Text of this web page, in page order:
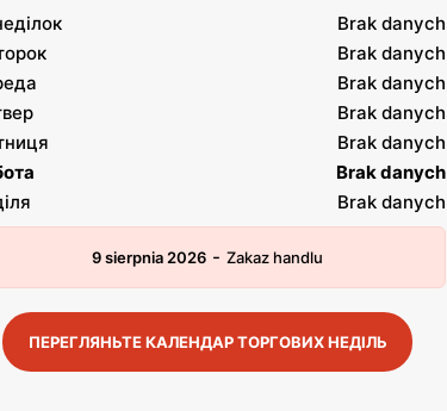
Brak danych
Brak danych
Brak danych
Brak danych
Brak danych
Brak danych
Brak danych
9 sierpnia 2026 - Zakaz handlu
ПЕРЕГЛЯНЬТЕ КАЛЕНДАР ТОРГОВИХ НЕДІЛЬ